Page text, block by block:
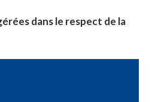
dans le respect de la